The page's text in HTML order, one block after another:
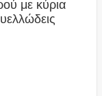
με κύρια